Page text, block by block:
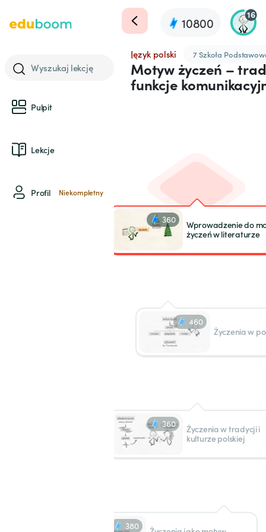
10800
16
Wyszukaj lekcję
Pulpit
Lekcje
Profil Niekompletny
Język polski 7 Szkoła
Motyw życzeń –
funkcje
360
Wprowadzenie do
życzeń w literaturze
460
Życzenia w
360
Życzenia w tradycji i
kulturze polskiej
380